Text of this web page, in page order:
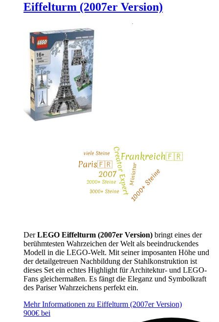
Eiffelturm (2007er Version)
DerLEGO Eiffelturm (2007er Version) bringt eines der
berühmtesten Wahrzeichen der Welt als beeindruckendes
Modell in die LEGO-Welt. Mit seiner imposanten Höhe und
der detailgetreuen Nachbildung der Stahlkonstruktion ist
dieses Set ein echtes Highlight für Architektur- und LEGO-
Fans gleichermaßen. Es fängt die Eleganz und Symbolkraft
des Pariser Wahrzeichens perfekt ein.
Mehr Informationen zu Eiffelturm (2007er Version)
900€ bei